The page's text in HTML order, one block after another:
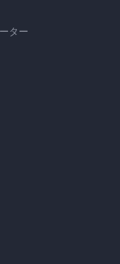
ター